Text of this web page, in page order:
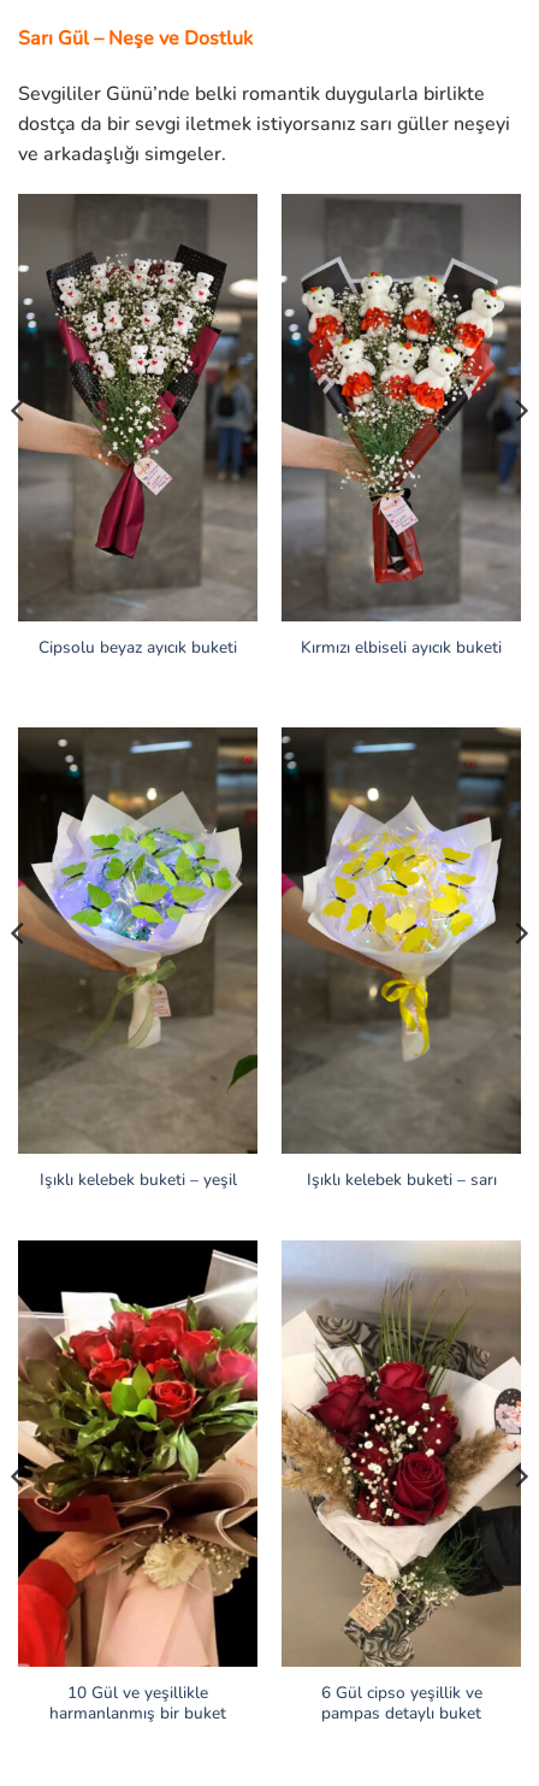
Sarı Gül – Neşe ve Dostluk
Sevgililer Günü’nde belki romantik duygularla birlikte
dostça da bir sevgi iletmek istiyorsanız sarı güller neşeyi
ve arkadaşlığı simgeler.
Cipsolu beyaz ayıcık buketi Kırmızı elbiseli ayıcık buketi
Işıklı kelebek buketi – yeşil Işıklı kelebek buketi – sarı
10 Gül ve yeşillikle
harmanlanmış bir buket
6 Gül cipso yeşillik ve
pampas detaylı buket